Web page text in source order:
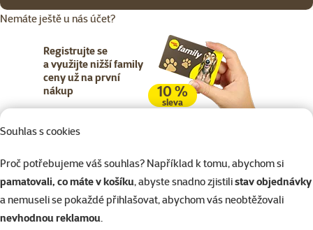
Souhlas s cookies
Proč potřebujeme váš souhlas? Například k tomu, abychom si
pamatovali, co máte v košíku, abyste snadno zjistilistav objednávky
a nemuseli se pokaždé přihlašovat, abychom vás neobtěžovali
nevhodnou reklamou.
Nemáte ještě u nás účet?
Registrujte se
a využijte nižší family
ceny už na první
nákup
10 %
sleva
Napište nám